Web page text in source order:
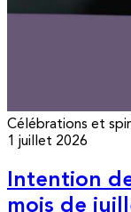
Célébrations et
1 juillet 2026
Intention
mois de